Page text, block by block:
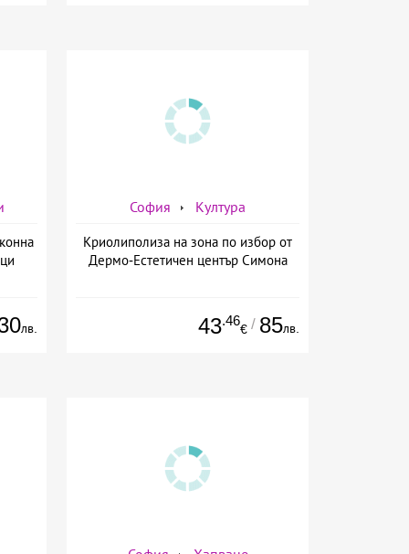
лв.
София Култура
Криолиполиза на зона по избор от
Дермо-Естетичен център Симона
43.46
€ / 85лв.